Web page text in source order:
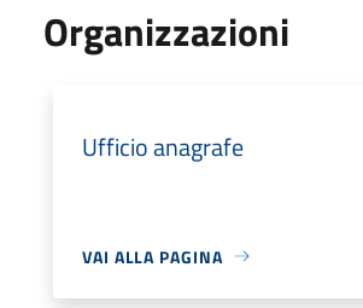
Organizzazioni
Ufficio anagrafe
VAI ALLA PAGINA